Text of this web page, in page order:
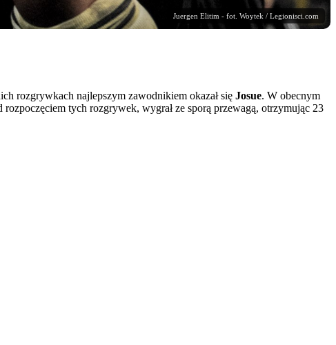
Juergen Elitim - fot. Woytek / Legionisci.com
rozgrywkach najlepszym zawodnikiem okazał się Josue. W obecnym
tych rozgrywek, wygrał ze sporą przewagą, otrzymując 23